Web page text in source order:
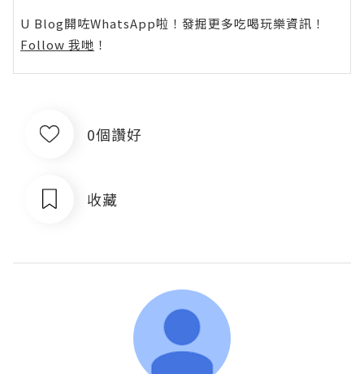
U Blog開咗WhatsApp啦！發掘更多吃喝玩樂資訊！
Follow 我哋 ！
0個讚好
收藏